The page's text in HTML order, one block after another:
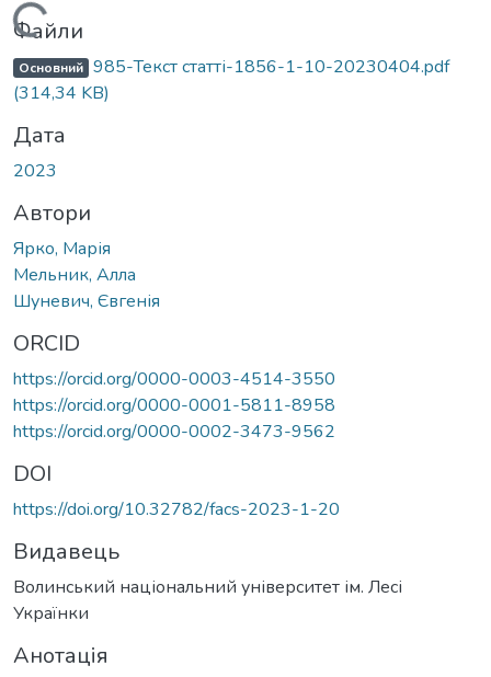
Файли
Основний 985-Текст статті-1856-1-10-20230404.pdf
(314,34 KB)
Дата
2023
Автори
Ярко, Марія
Мельник, Алла
Шуневич, Євгенія
ORCID
https://orcid.org/0000-0003-4514-3550
https://orcid.org/0000-0001-5811-8958
https://orcid.org/0000-0002-3473-9562
DOI
https://doi.org/10.32782/facs-2023-1-20
Видавець
Волинський національний університет ім. Лесі
Українки
Анотація